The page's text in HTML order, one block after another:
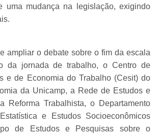
uma mudança na legislação, exigindo
ampliar o debate sobre o fim da escala
da jornada de trabalho, o Centro de
e de Economia do Trabalho (Cesit) do
da Unicamp, a Rede de Estudos e
Reforma Trabalhista, o Departamento
e Estudos Socioeconômicos
de Estudos e Pesquisas sobre o